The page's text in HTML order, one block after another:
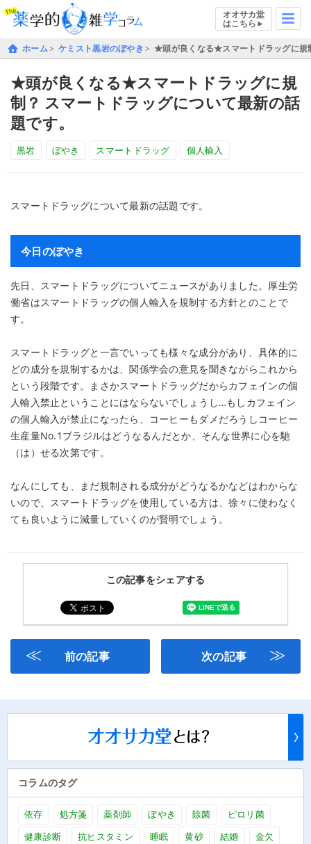
オオサカ堂
はこちら►
ホーム ケミスト黒岩のぼやき ★頭が良くなる★スマートドラッグに規
★頭が良くなる★スマートドラッグに規
制？ スマートドラッグについて最新の話
題です。
黒岩 ぼやき スマートドラッグ 個人輸入
スマートドラッグについて最新の話題です。
今日のぼやき
先日、スマートドラッグについてニュースがありました。厚生労
働省はスマートドラッグの個人輸入を規制する方針とのことで
す。
スマートドラッグと一言でいっても様々な成分があり、具体的に
どの成分を規制するかは、関係学会の意見を聞きながらこれから
という段階です。まさかスマートドラッグだからカフェインの個
人輸入禁止ということにはならないでしょうし…もしカフェイン
の個人輸入が禁止になったら、コーヒーもダメだろうしコーヒー
生産量No.1ブラジルはどうなるんだとか、そんな世界に心を馳
（は）せる次第です。
なんにしても、まだ規制される成分がどうなるかなどはわからな
いので、スマートドラッグを使用している方は、徐々に使わなく
ても良いように減量していくのが賢明でしょう。
この記事をシェアする
≪ 前の記事 次の記事 ≫
コラムのタグ
依存 処方箋 薬剤師 ぼやき 除菌
ピロリ菌
健康診断
抗ヒスタミン 睡眠 黄砂 結婚
金欠